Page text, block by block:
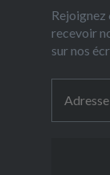
recevoir
sur nos